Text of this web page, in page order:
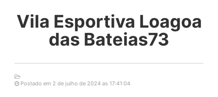
Vila Esportiva Loagoa
das Bateias73
Postado em 2 de julho de 2024 as 17:41:04